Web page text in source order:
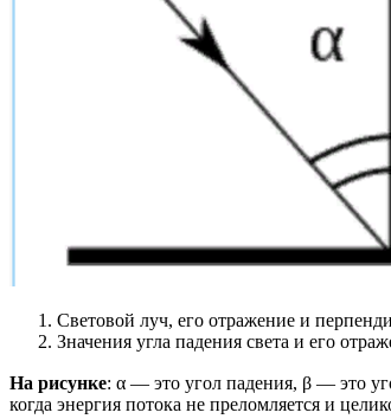
Световой луч, его отражение и
Значения угла падения света и его
На рисунке: α — это угол падения, β — это
когда энергия потока не преломляется и